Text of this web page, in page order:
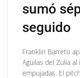
sumó
seguido
Franklin Barreto
Águilas del Zulia
empujadas. El